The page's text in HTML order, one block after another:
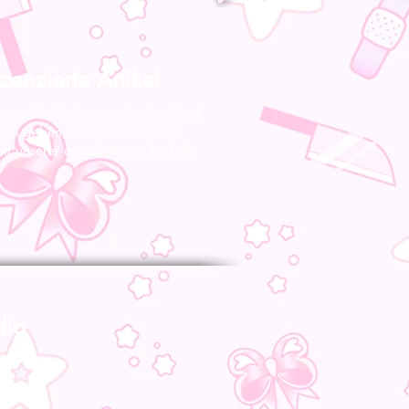
Artikel
originale Produkte!
geben wir keine Chance!
unserer angebotenen Artikeln